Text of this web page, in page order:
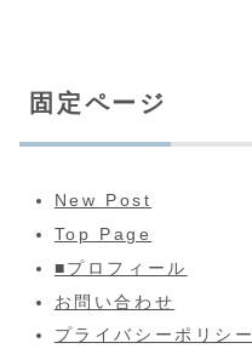
固定ページ
New Post
Top Page
■プロフィール
お問い合わせ
プライバシーポリシー